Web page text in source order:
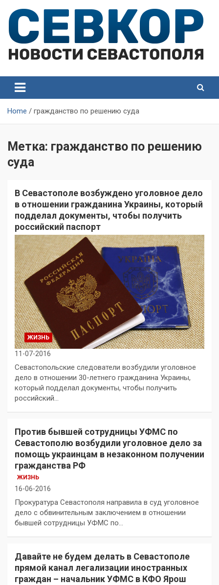
content
Севастополя
Севастополя
Home гражданство по решению суда
Метка: гражданство по решению
суда
В Севастополе возбуждено уголовное дело
в отношении гражданина Украины, который
подделал документы, чтобы получить
российский паспорт
ЖИЗНЬ
11-07-2016
Севастопольские следователи возбудили уголовное
дело в отношении 30-летнего гражданина Украины,
который подделал документы, чтобы получить
российский…
Против бывшей сотрудницы УФМС по
Севастополю возбудили уголовное дело за
помощь украинцам в незаконном получении
гражданства РФ
ЖИЗНЬ
16-06-2016
Прокуратура Севастополя направила в суд уголовное
дело с обвинительным заключением в отношении
бывшей сотрудницы УФМС по…
Давайте не будем делать в Севастополе
прямой канал легализации иностранных
граждан – начальник УФМС в КФО Ярош